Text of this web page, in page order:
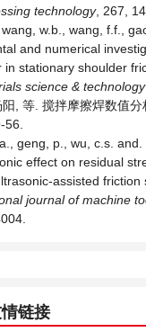
technology, 267,
w.b., wang, f.f.,
and numerical
stationary shoulder
science & technology
, 等. 搅拌摩擦焊数值分
geng, p., wu, c.s.
effect on residual
assisted friction
journal of machine
链接